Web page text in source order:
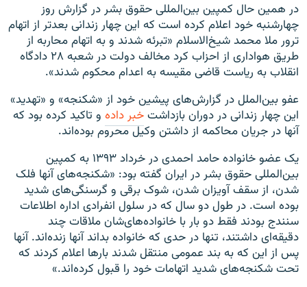
در همین حال کمپین بین‌المللی حقوق بشر در گزارش روز
چهارشنبه خود اعلام کرده است که این چهار زندانی بعد‌تر از اتهام
ترور ملا محمد شیخ‌الاسلام «تبرئه شدند و به اتهام محاربه از
طریق هواداری از احزاب کرد مخالف دولت در شعبه ۲۸ دادگاه
انقلاب به ریاست قاضی مقیسه به اعدام محکوم شدند».
عفو بین‌الملل در گزارش‌های پیشین خود از «شکنجه» و «تهدید»
این چهار زندانی در دوران بازداشتخبر داده و تاکید کرده بود که
آنها در جریان محاکمه از داشتن وکیل محروم بوده‌اند.
یک عضو خانواده حامد احمدی در خرداد ۱۳۹۳ به کمپین
بین‌المللی حقوق بشر در ایران گفته بود: «شکنجه‌های آنها فلک
شدن، از سقف آویزان شدن، شوک برقی و گرسنگی‌های شدید
بوده است. در طول دو سال که در سلول انفرادی اداره اطلاعات
سنندج بودند فقط دو بار با خانواده‌های‌شان ملاقات چند
دقیقه‌ای داشتند، تنها در حدی که خانواده بداند آنها زنده‌اند. آنها
پس از این که به بند عمومی منتقل شدند بار‌ها اعلام کردند که
تحت شکنجه‌های شدید اتهامات خود را قبول کرده‌اند.»